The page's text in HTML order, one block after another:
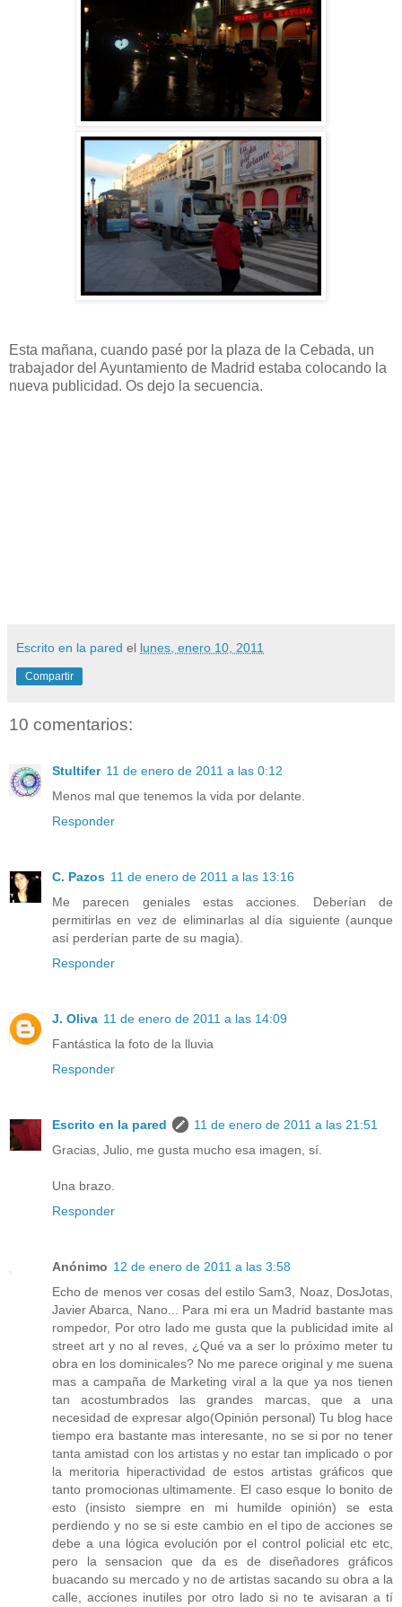
Esta mañana, cuando pasé por la plaza de la Cebada, un
trabajador del Ayuntamiento de Madrid estaba colocando la
nueva publicidad. Os dejo la secuencia.
Escrito en la pared el lunes, enero 10, 2011
Compartir
10 comentarios:
Stultifer 11 de enero de 2011 a las 0:12
Menos mal que tenemos la vida por delante.
Responder
C. Pazos 11 de enero de 2011 a las 13:16
Me parecen geniales estas acciones. Deberían de
permitirlas en vez de eliminarlas al día siguiente (aunque
así perderían parte de su magia).
Responder
J. Oliva 11 de enero de 2011 a las 14:09
Fantástica la foto de la lluvia
Responder
Escrito en la pared
11 de enero de 2011 a las 21:51
Gracias, Julio, me gusta mucho esa imagen, sí.
Una brazo.
Responder
Anónimo 12 de enero de 2011 a las 3:58
Echo de menos ver cosas del estilo Sam3, Noaz, DosJotas,
Javier Abarca, Nano... Para mi era un Madrid bastante mas
rompedor, Por otro lado me gusta que la publicidad imite al
street art y no al reves, ¿Qué va a ser lo próximo meter tu
obra en los dominicales? No me parece original y me suena
mas a campaña de Marketing viral a la que ya nos tienen
tan acostumbrados las grandes marcas, que a una
necesidad de expresar algo(Opinión personal) Tu blog hace
tiempo era bastante mas interesante, no se si por no tener
tanta amistad con los artistas y no estar tan implicado o por
la meritoria hiperactividad de estos artistas gráficos que
tanto promocionas ultimamente. El caso esque lo bonito de
esto (insisto siempre en mi humilde opinión) se esta
perdiendo y no se si este cambio en el tipo de acciones se
debe a una lógica evolución por el control policial etc etc,
pero la sensacion que da es de diseñadores gráficos
buacando su mercado y no de artistas sacando su obra a la
calle, acciones inutiles por otro lado si no te avisaran a tí